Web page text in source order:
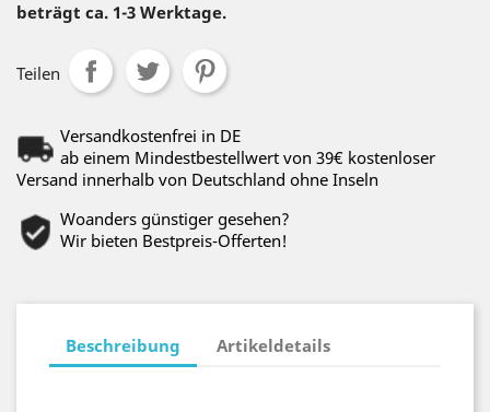
beträgt ca. 1-3 Werktage.
Teilen
Versandkostenfrei in DE
ab einem Mindestbestellwert von 39€ kostenloser
Versand innerhalb von Deutschland ohne Inseln
Woanders günstiger gesehen?
Wir bieten Bestpreis-Offerten!
Beschreibung Artikeldetails